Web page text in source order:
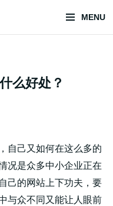
MENU
么好处？
自己又如何在这么多的
况是众多中小企业正在
己的网站上下功夫，要
与众不同又能让人眼前